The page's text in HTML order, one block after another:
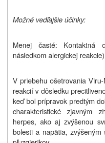
Možné vedľajšie účinky:
Menej časté: Kontaktná
následkom alergickej reakcie)
V priebehu ošetrovania
reakcií v dôsledku
keď bol prípravok predtým
charakteristické zjavným
herpes, ako aj zvýšenou
bolesti a napätia,